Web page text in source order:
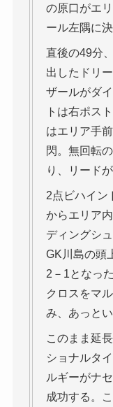
の原口がエ
ール左隅に
直後の49分
出したドリ
ザールがダ
トは右ポス
はエリア手
閃。無回転
り、リード
2点ビハイン
からエリア
ディングシ
GK川島の頭
2－1となっ
クロスをマ
み、あっと
このまま延
ショナルタ
ルギーがナ
成功する。